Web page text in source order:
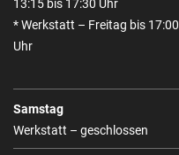
13:15 bis 17:30 Uhr
* Werkstatt – Freitag bis 17:00
Uhr
Samstag
Werkstatt – geschlossen